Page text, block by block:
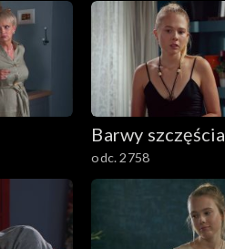
Barwy szczęścia
odc. 2758